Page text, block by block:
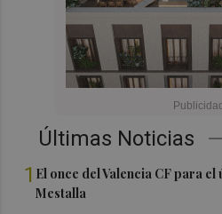
Últimas Noticias
1 El once del Valencia CF para
Mestalla